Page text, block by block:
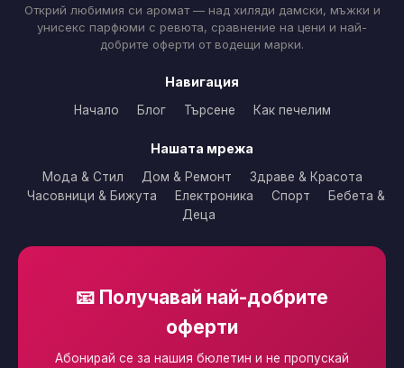
Открий любимия си аромат — над хиляди дамски, мъжки и
унисекс парфюми с ревюта, сравнение на цени и най-
добрите оферти от водещи марки.
Навигация
Начало Блог Търсене Как печелим
Нашата мрежа
Мода & Стил Дом & Ремонт
Здраве & Красота
Часовници & Бижута
Електроника Спорт
Бебета &
Деца
📧 Получавай най-добрите
оферти
Абонирай се за нашия бюлетин и не пропускай